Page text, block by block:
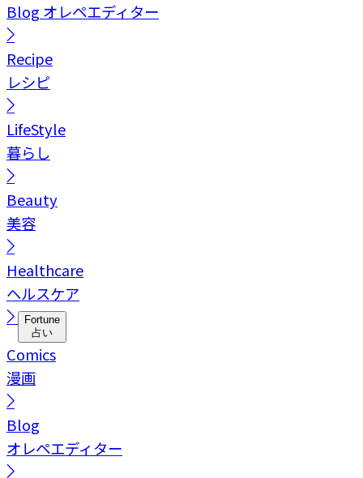
Blog オレペエディター
Recipe
レシピ
LifeStyle
暮らし
Beauty
美容
Healthcare
ヘルスケア
Fortune
占い
Comics
漫画
Blog
オレペエディター